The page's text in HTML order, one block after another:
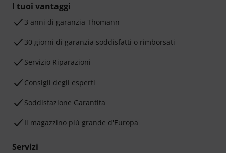
I tuoi vantaggi
3 anni di garanzia Thomann
30 giorni di garanzia soddisfatti o rimborsati
Servizio Riparazioni
Consigli degli esperti
Soddisfazione Garantita
Il magazzino più grande d'Europa
Servizi